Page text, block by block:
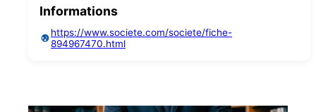
Informations
https://www.societe.com/societe/fiche-
894967470.html